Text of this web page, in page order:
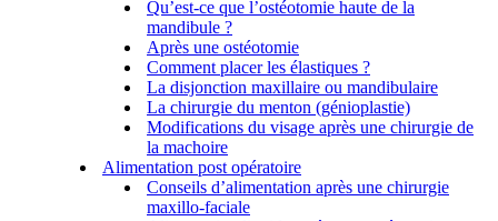
Qu’est-ce que l’ostéotomie haute de la
mandibule ?
Après une ostéotomie
Comment placer les élastiques ?
La disjonction maxillaire ou mandibulaire
La chirurgie du menton (génioplastie)
Modifications du visage après une chirurgie de
la machoire
Alimentation post opératoire
Conseils d’alimentation après une chirurgie
maxillo-faciale